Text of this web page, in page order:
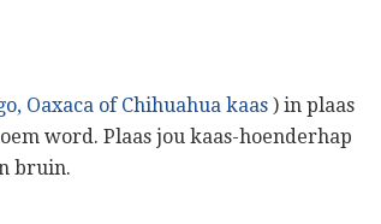
Oaxaca of Chihuahua kaas ) in plaas
word. Plaas jou kaas-hoenderhap
bruin.